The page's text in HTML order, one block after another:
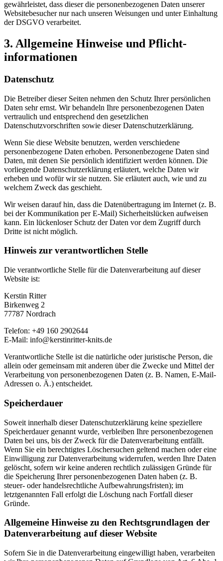
gewährleistet, dass dieser die personenbezogenen Daten unserer
Websitebesucher nur nach unseren Weisungen und unter Einhaltung
der DSGVO verarbeitet.
3. Allgemeine Hinweise und Pflicht­
informationen
Datenschutz
Die Betreiber dieser Seiten nehmen den Schutz Ihrer persönlichen
Daten sehr ernst. Wir behandeln Ihre personenbezogenen Daten
vertraulich und entsprechend den gesetzlichen
Datenschutzvorschriften sowie dieser Datenschutzerklärung.
Wenn Sie diese Website benutzen, werden verschiedene
personenbezogene Daten erhoben. Personenbezogene Daten sind
Daten, mit denen Sie persönlich identifiziert werden können. Die
vorliegende Datenschutzerklärung erläutert, welche Daten wir
erheben und wofür wir sie nutzen. Sie erläutert auch, wie und zu
welchem Zweck das geschieht.
Wir weisen darauf hin, dass die Datenübertragung im Internet (z. B.
bei der Kommunikation per E-Mail) Sicherheitslücken aufweisen
kann. Ein lückenloser Schutz der Daten vor dem Zugriff durch
Dritte ist nicht möglich.
Hinweis zur verantwortlichen Stelle
Die verantwortliche Stelle für die Datenverarbeitung auf dieser
Website ist:
Kerstin Ritter
Birkenweg 2
77787 Nordrach
Telefon: +49 160 2902644
E-Mail: info@kerstinritter-knits.de
Verantwortliche Stelle ist die natürliche oder juristische Person, die
allein oder gemeinsam mit anderen über die Zwecke und Mittel der
Verarbeitung von personenbezogenen Daten (z. B. Namen, E-Mail-
Adressen o. Ä.) entscheidet.
Speicherdauer
Soweit innerhalb dieser Datenschutzerklärung keine speziellere
Speicherdauer genannt wurde, verbleiben Ihre personenbezogenen
Daten bei uns, bis der Zweck für die Datenverarbeitung entfällt.
Wenn Sie ein berechtigtes Löschersuchen geltend machen oder eine
Einwilligung zur Datenverarbeitung widerrufen, werden Ihre Daten
gelöscht, sofern wir keine anderen rechtlich zulässigen Gründe für
die Speicherung Ihrer personenbezogenen Daten haben (z. B.
steuer- oder handelsrechtliche Aufbewahrungsfristen); im
letztgenannten Fall erfolgt die Löschung nach Fortfall dieser
Gründe.
Allgemeine Hinweise zu den Rechtsgrundlagen der
Datenverarbeitung auf dieser Website
Sofern Sie in die Datenverarbeitung eingewilligt haben, verarbeiten